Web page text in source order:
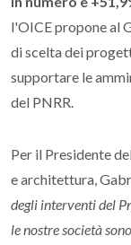
l'OICE propone al
di scelta dei
supportare le
del PNRR.
Per il Presidente
e architettura,
degli interventi del
le nostre società